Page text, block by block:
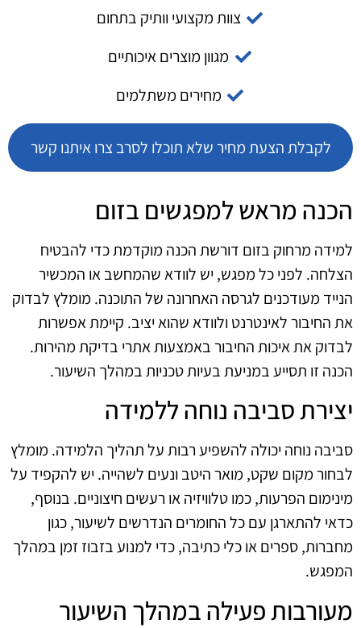
צוות מקצועי וותיק בתחום
מגוון מוצרים איכותיים
מחירים משתלמים
לקבלת הצעת מחיר שלא תוכלו לסרב צרו איתנו קשר
הכנה מראש למפגשים בזום
למידה מרחוק בזום דורשת הכנה מוקדמת כדי להבטיח
הצלחה. לפני כל מפגש, יש לוודא שהמחשב או המכשיר
הנייד מעודכנים לגרסה האחרונה של התוכנה. מומלץ לבדוק
את החיבור לאינטרנט ולוודא שהוא יציב. קיימת אפשרות
לבדוק את איכות החיבור באמצעות אתרי בדיקת מהירות.
הכנה זו תסייע במניעת בעיות טכניות במהלך השיעור.
יצירת סביבה נוחה ללמידה
סביבה נוחה יכולה להשפיע רבות על תהליך הלמידה. מומלץ
לבחור מקום שקט, מואר היטב ונעים לשהייה. יש להקפיד על
מינימום הפרעות, כמו טלוויזיה או רעשים חיצוניים. בנוסף,
כדאי להתארגן עם כל החומרים הנדרשים לשיעור, כגון
מחברות, ספרים או כלי כתיבה, כדי למנוע בזבוז זמן במהלך
המפגש.
מעורבות פעילה במהלך השיעור